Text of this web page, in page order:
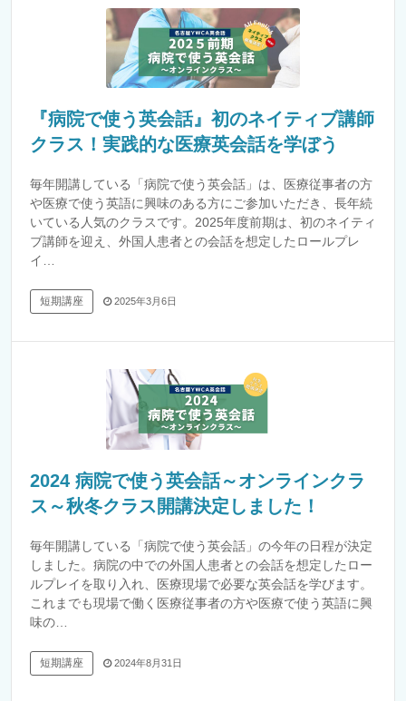
『病院で使う英会話』初のネイティブ講師
クラス！実践的な医療英会話を学ぼう
毎年開講している「病院で使う英会話」は、医療従事者の方
や医療で使う英語に興味のある方にご参加いただき、長年続
いている人気のクラスです。2025年度前期は、初のネイティ
ブ講師を迎え、外国人患者との会話を想定したロールプレ
イ…
短期講座 2025年3月6日
2024 病院で使う英会話～オンラインクラ
ス～秋冬クラス開講決定しました！
毎年開講している「病院で使う英会話」の今年の日程が決定
しました。病院の中での外国人患者との会話を想定したロー
ルプレイを取り入れ、医療現場で必要な英会話を学びます。
これまでも現場で働く医療従事者の方や医療で使う英語に興
味の…
短期講座 2024年8月31日